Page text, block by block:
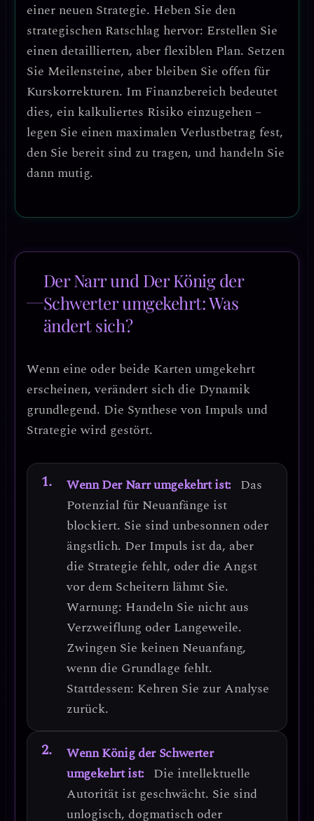
einer neuen Strategie. Heben Sie den
strategischen Ratschlag hervor: Erstellen Sie
einen detaillierten, aber flexiblen Plan. Setzen
Sie Meilensteine, aber bleiben Sie offen für
Kurskorrekturen. Im Finanzbereich bedeutet
dies, ein kalkuliertes Risiko einzugehen –
legen Sie einen maximalen Verlustbetrag fest,
den Sie bereit sind zu tragen, und handeln Sie
dann mutig.
Der Narr und Der König der
Schwerter umgekehrt: Was
ändert sich?
Wenn eine oder beide Karten umgekehrt
erscheinen, verändert sich die Dynamik
grundlegend. Die Synthese von Impuls und
Strategie wird gestört.
Wenn Der Narr umgekehrt ist: Das
Potenzial für Neuanfänge ist
blockiert. Sie sind unbesonnen oder
ängstlich. Der Impuls ist da, aber
die Strategie fehlt, oder die Angst
vor dem Scheitern lähmt Sie.
Warnung: Handeln Sie nicht aus
Verzweiflung oder Langeweile.
Zwingen Sie keinen Neuanfang,
wenn die Grundlage fehlt.
Stattdessen: Kehren Sie zur Analyse
zurück.
Wenn König der Schwerter
umgekehrt ist: Die intellektuelle
Autorität ist geschwächt. Sie sind
unlogisch, dogmatisch oder